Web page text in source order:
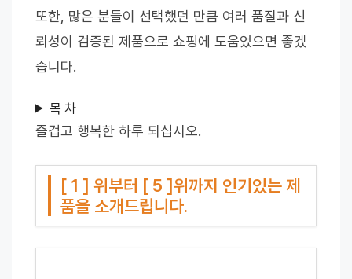
또한, 많은 분들이 선택했던 만큼 여러 품질과 신
뢰성이 검증된 제품으로 쇼핑에 도움었으면 좋겠
습니다.
목 차
즐겁고 행복한 하루 되십시오.
[ 1 ] 위부터 [ 5 ]위까지 인기있는 제
품을 소개드립니다.